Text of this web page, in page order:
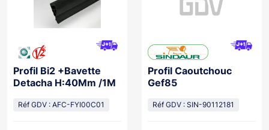
Profil Bi2 +Bavette
Detacha H:40Mm /1M
Réf GDV : AFC-FYI00C01
Profil Caoutchouc
Gef85
Réf GDV : SIN-90112181